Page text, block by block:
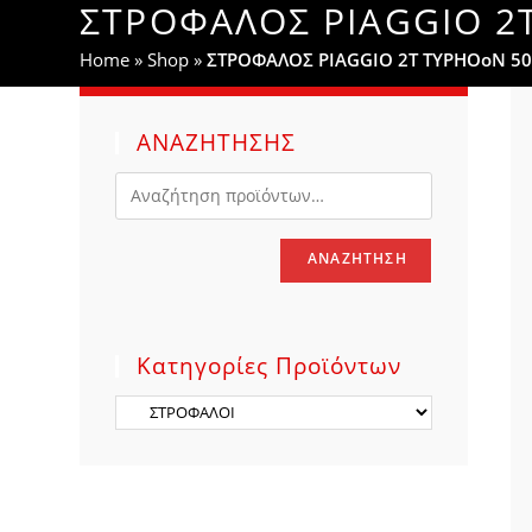
WEBSITE
SEARCH
ΣΤΡΟΦΑΛΟΣ PIAGGIO
Home »Shop »ΣΤΡΟΦΑΛΟΣ PIAGGIO 2T TYPHOoN
ΑΝΑΖΗΤΗΣΗΣ
ΑΝΑΖΉΤΗΣΗ
Κατηγορίες Προϊόντων